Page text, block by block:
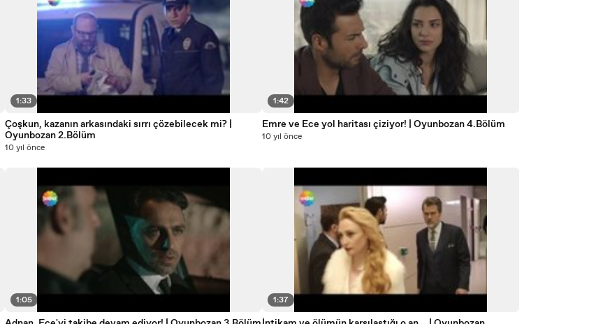
1:33
Çoşkun, kazanın arkasındaki sırrı çözebilecek mi? |
Oyunbozan 2.Bölüm
10 yıl önce
1:05
1:42
Emre ve Ece yol haritası çiziyor! | Oyunbozan 4.Bölüm
10 yıl önce
1:37